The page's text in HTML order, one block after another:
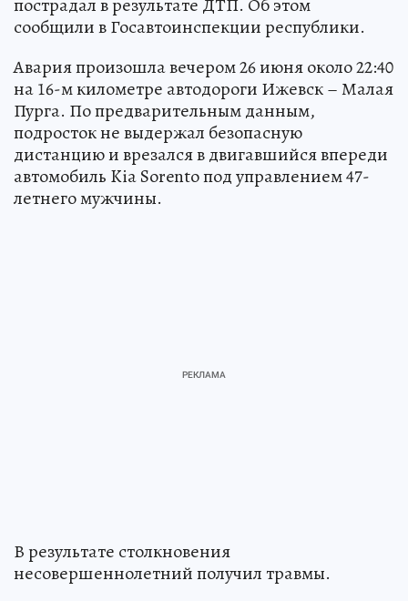
сообщили в Госавтоинспекции республики.
Авария произошла вечером 26 июня около 22:40
на 16-м километре автодороги Ижевск – Малая
Пурга. По предварительным данным,
подросток не выдержал безопасную
дистанцию и врезался в двигавшийся впереди
автомобиль Kia Sorento под управлением 47-
летнего мужчины.
В результате столкновения
несовершеннолетний получил травмы.